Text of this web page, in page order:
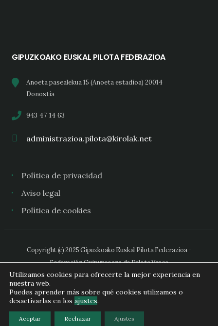
GIPUZKOAKO EUSKAL PILOTA FEDERAZIOA
Anoeta pasealekua 15 (Anoeta estadioa) 20014
Donostia
943 47 14 63
administrazioa.pilota@kirolak.net
Política de privacidad
Aviso legal
Política de cookies
Copyright (c) 2025 Gipuzkoako Euskal Pilota Federazioa -
Federación Guipuzcoana de Pelota Vasca
Utilizamos cookies para ofrecerte la mejor experiencia en
nuestra web.
Puedes aprender más sobre qué cookies utilizamos o
desactivarlas en los ajustes.
Aceptar Rechazar Ajustes